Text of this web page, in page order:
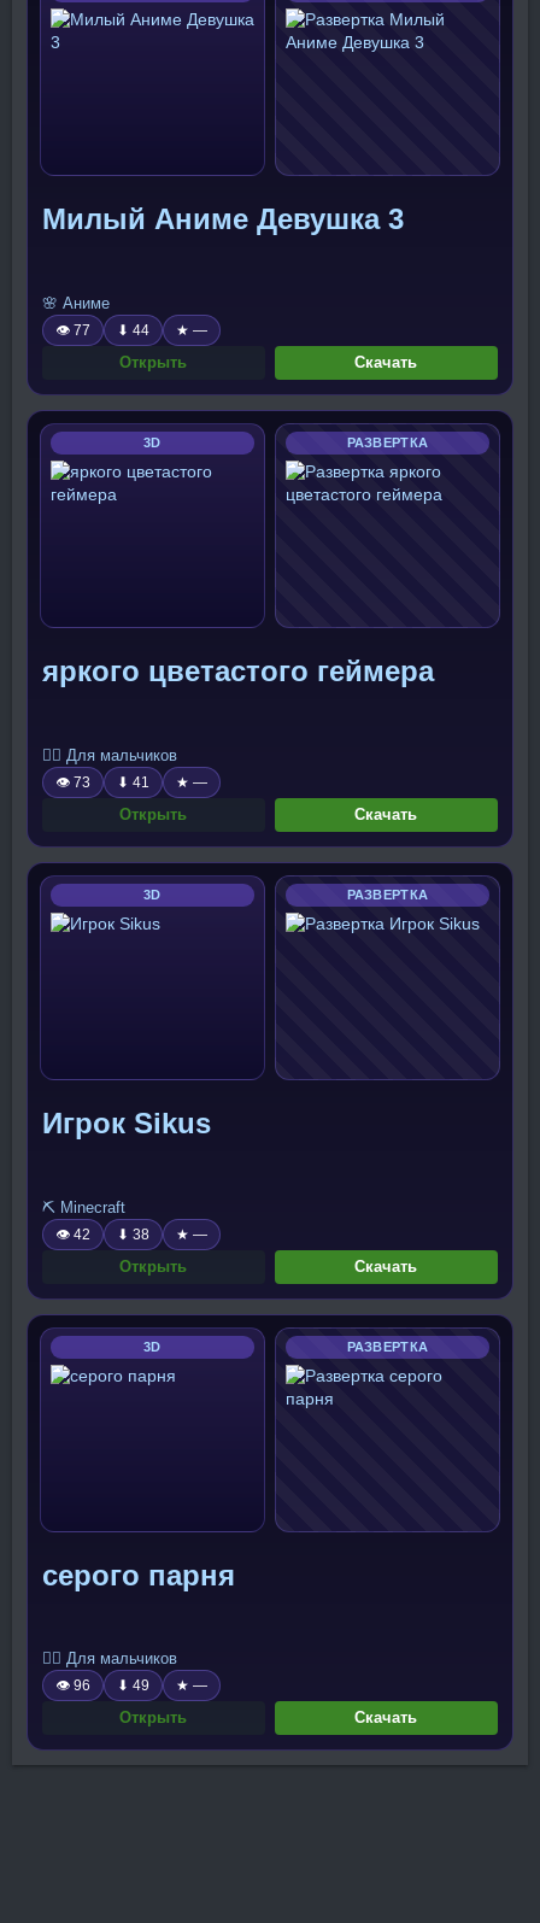
Милый Аниме Девушка 3
🌸 Аниме
👁 77 ⬇ 44 ★ —
Открыть Скачать
3D РАЗВЕРТКА
яркого цветастого геймера
🧍‍♂️ Для мальчиков
👁 73 ⬇ 41 ★ —
Открыть Скачать
3D РАЗВЕРТКА
Игрок Sikus
⛏️ Minecraft
👁 42 ⬇ 38 ★ —
Открыть Скачать
3D РАЗВЕРТКА
серого парня
🧍‍♂️ Для мальчиков
👁 96 ⬇ 49 ★ —
Открыть Скачать